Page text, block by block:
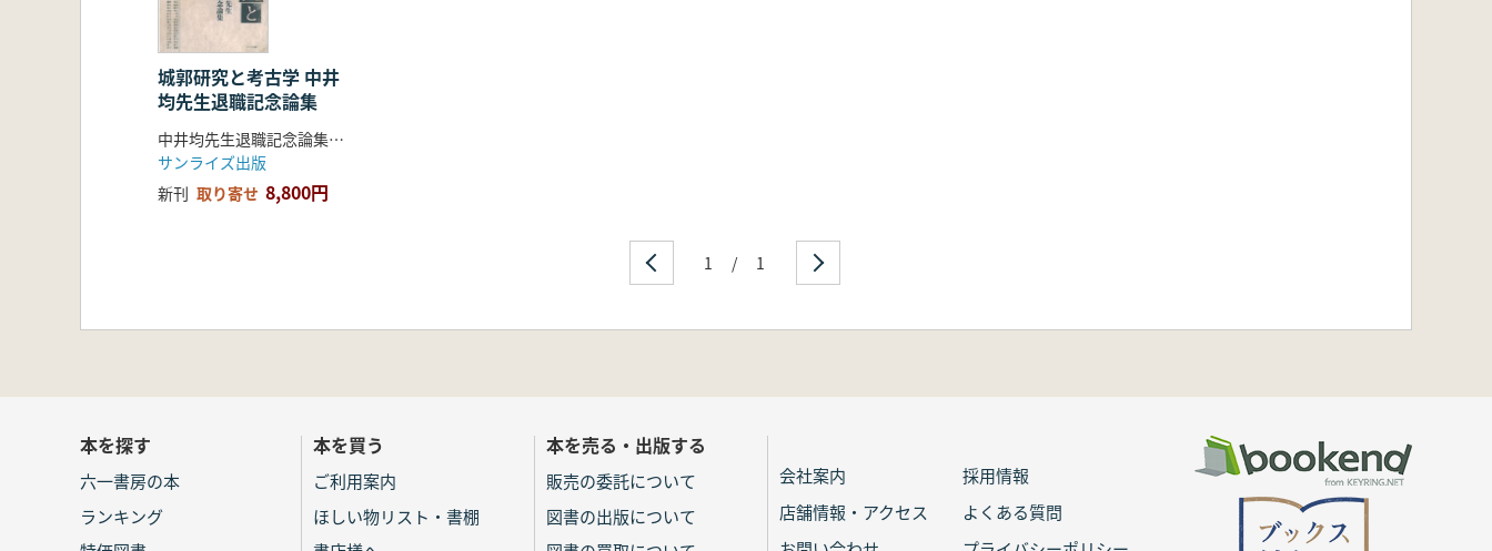
城郭研究と考古学 中井
均先生退職記念論集
中井均先生退職記念論集刊行会 編集
サンライズ出版
新刊 取り寄せ 8,800円
1 / 1
本を探す
六一書房の本
ランキング
本を買う
ご利用案内
ほしい物リスト・書棚
本を売る・出版する
販売の委託について
図書の出版について
会社案内
採用情報
店舗情報・アクセス
よくある質問